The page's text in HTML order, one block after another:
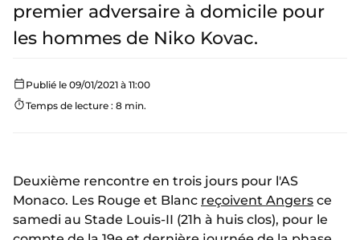
premier adversaire à domicile pour
les hommes de Niko Kovac.
Publié le 09/01/2021 à 11:00
Temps de lecture : 8 min.
Deuxième rencontre en trois jours pour l'AS
Monaco. Les Rouge et Blanc reçoivent Angers ce
samedi au Stade Louis-II (21h à huis clos), pour le